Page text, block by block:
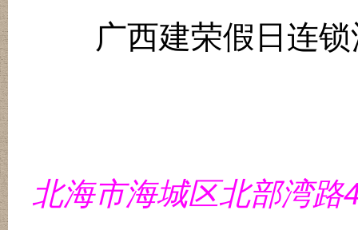
广西建荣假日连
北海市海城区北部湾路